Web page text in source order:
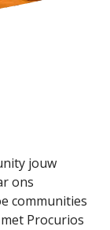
jouw
ons
communities
Procurios